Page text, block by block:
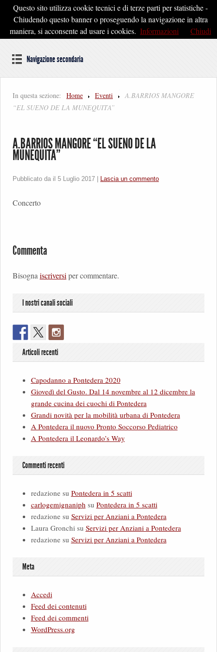
Pontedera2020
Dal cuore della Toscana un'idea di Futuro
Navigazione secondaria
In questa sezione: Home Eventi
A.BARRIOS MANGORE
“EL SUENO DE LA MUNEQUITA”
A.BARRIOS MANGORE “EL SUENO DE LA
MUNEQUITA”
Pubblicato da il 5 Luglio 2017 Lascia un commento
Concerto
Commenta
Bisognaiscriversiper commentare.
I nostri canali sociali
Articoli recenti
Capodanno a Pontedera 2020
Giovedì del Gusto. Dal 14 novembre al 12 dicembre la
grande cucina dei cuochi di Pontedera
Grandi novità per la mobilità urbana di Pontedera
A Pontedera il nuovo Pronto Soccorso Pediatrico
A Pontedera il Leonardo’s Way
Commenti recenti
redazionesu Pontedera in 5 scatti
carlogemignaniph su Pontedera in 5 scatti
redazionesu Servizi per Anziani a Pontedera
Laura Gronchisu Servizi per Anziani a Pontedera
redazionesu Servizi per Anziani a Pontedera
Meta
Accedi
Feed dei contenuti
Feed dei commenti
WordPress.org
Questo sito utilizza cookie tecnici e di terze parti per statistiche -
Chiudendo questo banner o proseguendo la navigazione in altra
maniera, si acconsente ad usare i cookies. Informazioni Chiudi